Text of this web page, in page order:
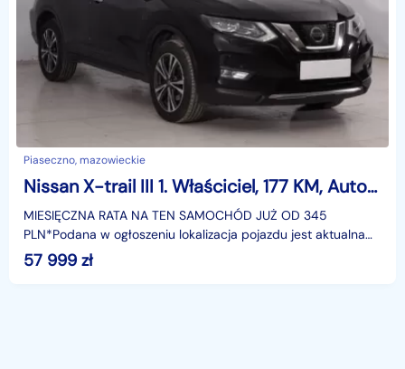
Piaseczno, mazowieckie
Nissan X-trail III 1. Właściciel, 177 KM, Automat, Navi, Klimatronic, Tempomat,
MIESIĘCZNA RATA NA TEN SAMOCHÓD JUŻ OD 345
PLN*Podana w ogłoszeniu lokalizacja pojazdu jest aktualna
na dzień wystawienia ogłoszenia. Przed przyjazdem do
57 999 zł